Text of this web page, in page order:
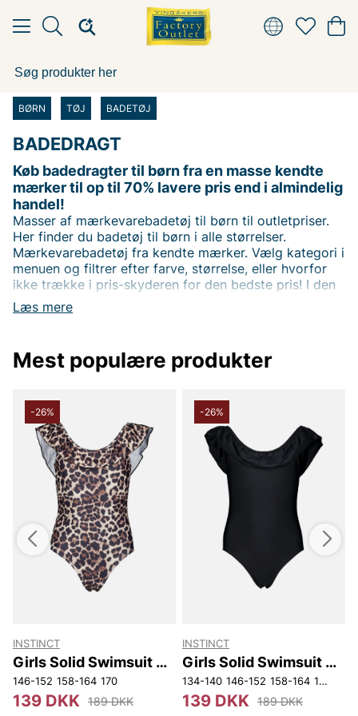
BØRN TØJ BADETØJ
BADEDRAGT
Læs mere
Køb badedragter til børn fra en masse kendte
mærker til op til 70% lavere pris end i almindelig
handel!
Masser af mærkevarebadetøj til børn til outletpriser.
Her finder du badetøj til børn i alle størrelser.
Mærkevarebadetøj fra kendte mærker. Vælg kategori i
menuen og filtrer efter farve, størrelse, eller hvorfor
ikke trække i pris-skyderen for den bedste pris! I den
7000 m2 store butik i Vingåker finder du flere badetøj
fra mange kendte mærker. God shopping ønskes vi
Mest populære produkter
-26%
INSTINCT
Girls Solid Swimsuit W
Frill
146-152 158-164 170
139 DKK 189 DKK
-26%
INSTINCT
Girls Solid Swimsuit W
Frill
134-140 146-152 158-164 170
139 DKK 189 DKK